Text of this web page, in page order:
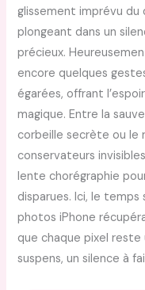
glissement imprévu
plongeant dans un
précieux.
encore quelques
égarées, offrant
magique. Entre la
corbeille secrète ou le
conservateurs
lente chorégraphie
disparues. Ici, le
photos iPhone
que chaque pixel reste
suspens, un silence à